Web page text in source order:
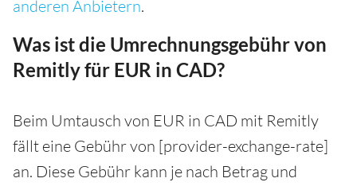
anderen Anbietern.
Was ist die Umrechnungsgebühr von
Remitly für EUR in CAD?
Beim Umtausch von EUR in CAD mit Remitly
fällt eine Gebühr von [provider-exchange-rate]
an. Diese Gebühr kann je nach Betrag und